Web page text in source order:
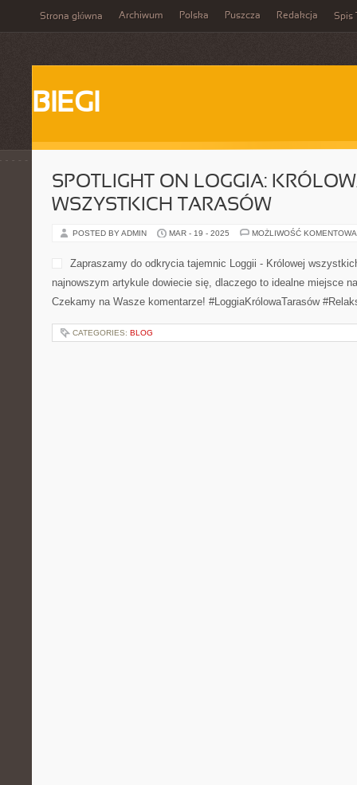
Strona główna Archiwum Polska Puszcza Redakcja Spis
BIEGI
SPOTLIGHT ON LOGGIA:
WSZYSTKICH TARASÓW
POSTED BY ADMIN MAR - 19 - 2025 MOŻLIWOŚĆ
Zapraszamy do odkrycia tajemnic Loggii - Królowej
najnowszym artykule dowiecie się, dlaczego to idealne miejsce
Czekamy na Wasze komentarze! #LoggiaKrólowaTarasów
CATEGORIES: BLOG